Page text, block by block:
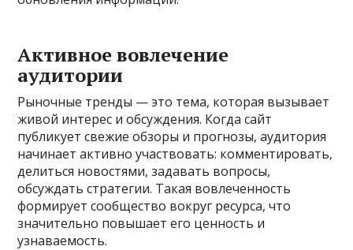
Активное вовлечение
аудитории
Рыночные тренды — это тема, которая вызывает
живой интерес и обсуждения. Когда сайт
публикует свежие обзоры и прогнозы, аудитория
начинает активно участвовать: комментировать,
делиться новостями, задавать вопросы,
обсуждать стратегии. Такая вовлеченность
формирует сообщество вокруг ресурса, что
значительно повышает его ценность и
узнаваемость.